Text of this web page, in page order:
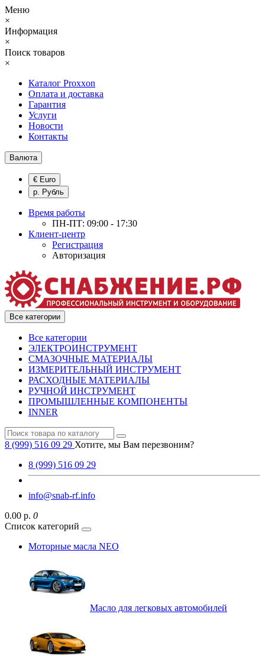
Меню
×
Информация
×
Поиск товаров
×
Каталог Proxxon
Оплата и доставка
Гарантия
Услуги
Новости
Контакты
Валюта
€ Euro
р. Рубль
Время работы
ПН-ПТ: 09:00 - 17:30
Клиент-центр
Регистрация
Авторизация
Все категории
Все категории
ЭЛЕКТРОИНСТРУМЕНТ
СМАЗОЧНЫЕ МАТЕРИАЛЫ
ИЗМЕРИТЕЛЬНЫЙ ИНСТРУМЕНТ
РАСХОДНЫЕ МАТЕРИАЛЫ
РУЧНОЙ ИНСТРУМЕНТ
ПРОМЫШЛЕННЫЕ КОМПОНЕНТЫ
INNER
8 (999) 516 09 29 Хотите, мы Вам перезвоним?
8 (999) 516 09 29
info@snab-rf.info
0.00 р. 0
Список категорий
Моторные масла NEO
Масло для легковых автомобилей